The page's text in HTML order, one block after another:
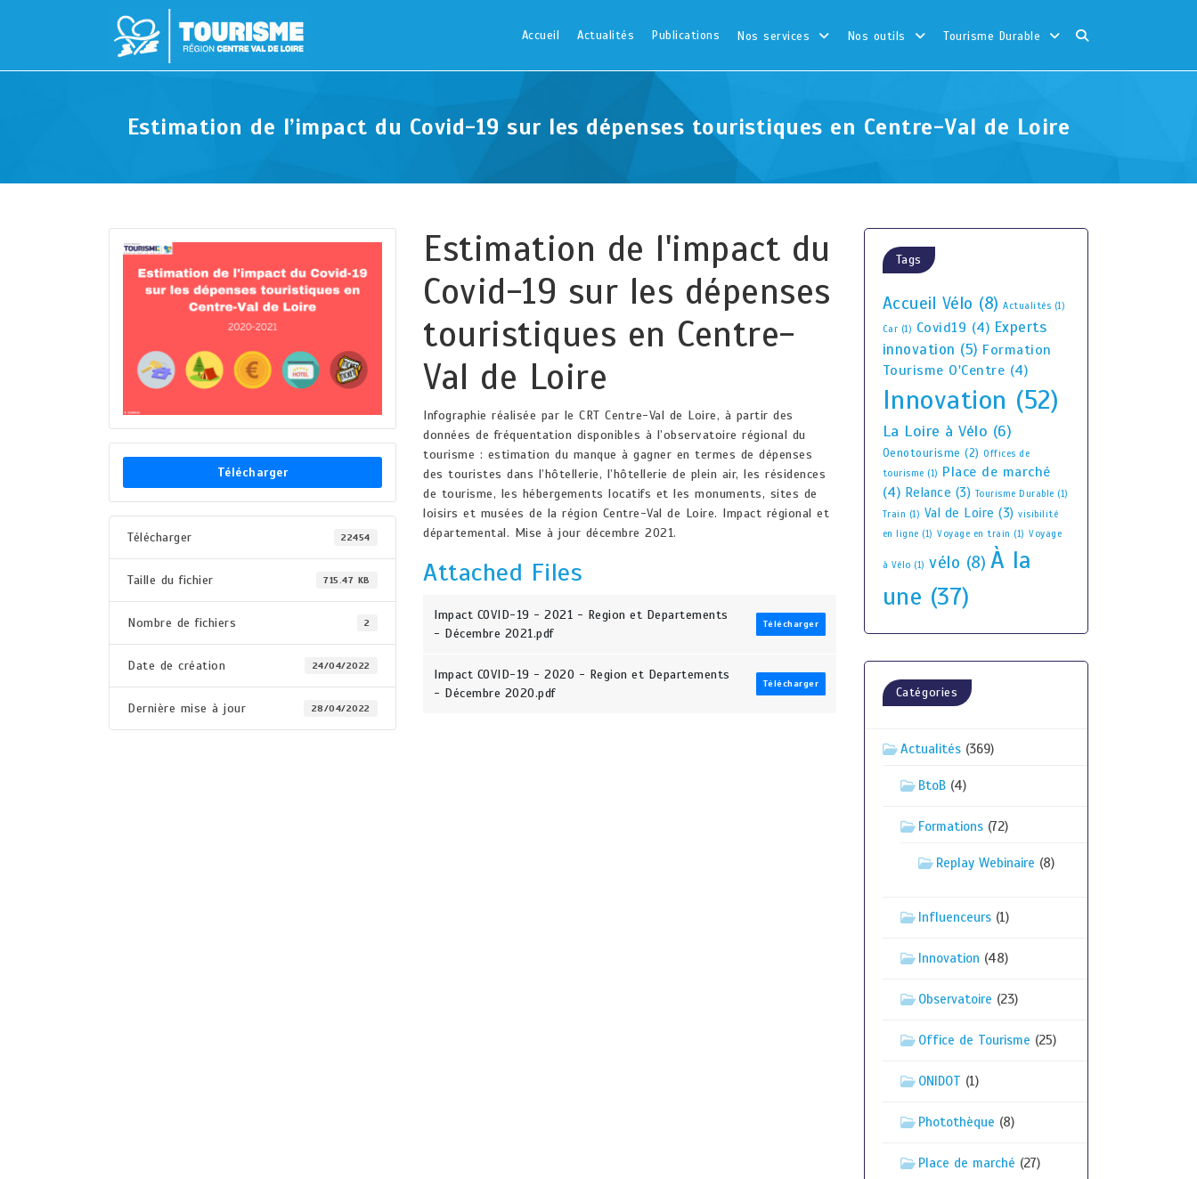
Accueil Actualités Publications Nos services Nos outils Tourisme Durable
Estimation de l’impact du Covid-19 sur les dépenses touristiques en Centre-Val de Loire
Télécharger
Télécharger 22454
Taille du fichier 715.47 KB
Nombre de fichiers 2
Date de création 24/04/2022
Dernière mise à jour 28/04/2022
Estimation de l'impact du
Covid-19 sur les dépenses
touristiques en Centre-
Val de Loire
Infographie réalisée par le CRT Centre-Val de Loire, à partir des
données de fréquentation disponibles à l’observatoire régional du
tourisme : estimation du manque à gagner en termes de dépenses
des touristes dans l’hôtellerie, l’hôtellerie de plein air, les résidences
de tourisme, les hébergements locatifs et les monuments, sites de
loisirs et musées de la région Centre-Val de Loire. Impact régional et
départemental. Mise à jour décembre 2021.
Attached Files
Impact COVID-19 - 2021 - Region et Departements
- Décembre 2021.pdf
Télécharger
Impact COVID-19 - 2020 - Region et Departements
- Décembre 2020.pdf
Télécharger
Tags
Accueil Vélo (8) Actualités (1)
Car (1) Covid19 (4) Experts
innovation (5) Formation
Tourisme O'Centre (4)
Innovation (52)
La Loire à Vélo (6)
Oenotourisme (2) Offices de
tourisme (1) Place de marché
(4) Relance (3) Tourisme Durable (1)
Train (1) Val de Loire (3) visibilité
en ligne (1) Voyage en train (1) Voyage
à Vélo (1) vélo (8) À la
une (37)
Catégories
Actualités(369)
BtoB(4)
Formations(72)
Replay Webinaire (8)
Influenceurs(1)
Innovation (48)
Observatoire (23)
Office de Tourisme (25)
ONIDOT (1)
Photothèque (8)
Place de marché (27)